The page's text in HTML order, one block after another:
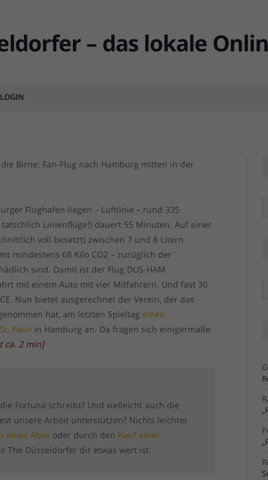
LOGIN
Birne: Fan-Flug nach Hamburg mitten in der
Flughafen liegen – Luftlinie – rund 335
Linienflüge!) dauert 55 Minuten. Auf einer
voll besetzt) zwischen 7 und 8 Litern
mindestens 68 Kilo CO2 – zuzüglich der
sind. Damit ist der Flug DUS-HAM
mit einem Auto mit vier Mitfahrern. Und fast 30
Nun bietet ausgerechnet der Verein, der das
hat, am letzten Spieltag einen
Pauli in Hamburg an. Da fragen sich einigermaße
ca. 2 min]
Fortuna schreibt? Und vielleicht auch die
unsere Arbeit unterstützen? Nichts leichter
eines Abos oder durch den Kauf einer
The Düsseldorfer dir etwas wert ist.